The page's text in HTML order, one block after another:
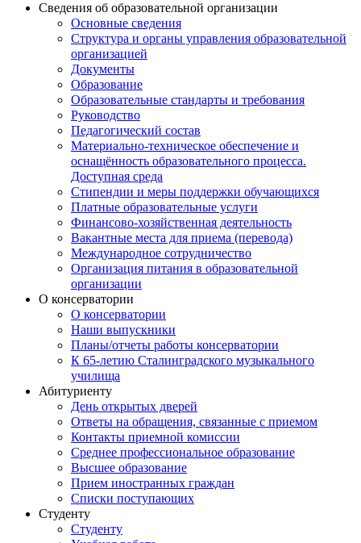
Сведения об образовательной организации
Основные сведения
Структура и органы управления образовательной
организацией
Документы
Образование
Образовательные стандарты и требования
Руководство
Педагогический состав
Материально-техническое обеспечение и
оснащённость образовательного процесса.
Доступная среда
Стипендии и меры поддержки обучающихся
Платные образовательные услуги
Финансово-хозяйственная деятельность
Вакантные места для приема (перевода)
Международное сотрудничество
Организация питания в образовательной
организации
О консерватории
О консерватории
Наши выпускники
Планы/отчеты работы консерватории
К 65-летию Сталинградского музыкального
училища
Абитуриенту
День открытых дверей
Ответы на обращения, связанные с приемом
Контакты приемной комиссии
Среднее профессиональное образование
Высшее образование
Прием иностранных граждан
Списки поступающих
Студенту
Студенту